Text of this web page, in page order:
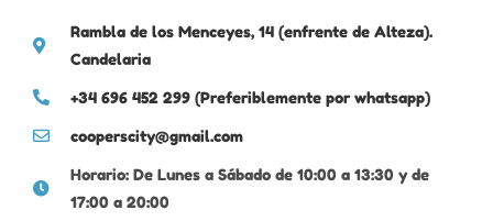
Rambla de los Menceyes, 14 (enfrente de Alteza).
Candelaria
+34 696 452 299 (Preferiblemente por whatsapp)
cooperscity@gmail.com
Horario: De Lunes a Sábado de 10:00 a 13:30 y de
17:00 a 20:00